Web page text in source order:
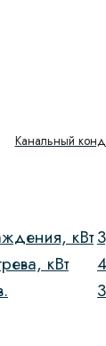
Канальный
кВт
кВт